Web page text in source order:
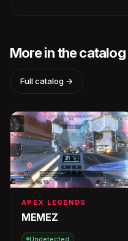
More in the catalog
Full catalog →
APEX LEGENDS
MEMEZ
Undetected